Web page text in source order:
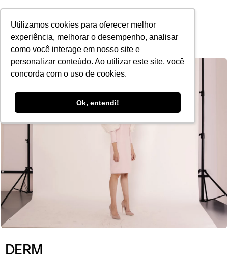
Utilizamos cookies para oferecer melhor
experiência, melhorar o desempenho, analisar
como você interage em nosso site e
personalizar conteúdo. Ao utilizar este site, você
concorda com o uso de cookies.
Ok, entendi!
POR
DERM